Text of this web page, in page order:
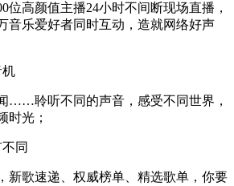
高颜值主播24小时不间断现场直播，
音乐爱好者同时互动，造就网络好声
聆听不同的声音，感受不同世界，
时光；
同
歌速递、权威榜单、精选歌单，你要